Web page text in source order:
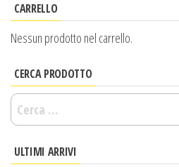
CARRELLO
Nessun prodotto nel carrello.
CERCA PRODOTTO
Ricerca
per:
ULTIMI ARRIVI